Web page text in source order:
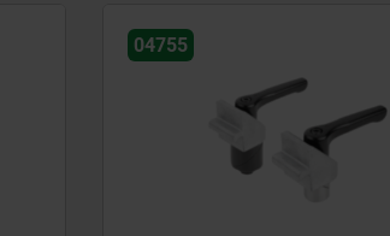
04755